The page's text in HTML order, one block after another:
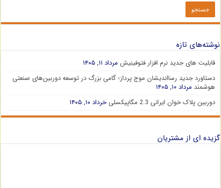
نوشته‌های تازه
قابلیت های جدید نرم افزار فتوفینیش مرداد ۱۱, ۱۴۰۵
دستاورد جدید رسااندیشان موج پرداز؛ گامی بزرگ در توسعه دوربین‌های صنعتی
هوشمند مرداد ۱۰, ۱۴۰۵
دوربین پلاک خوان ایرانی 2.3 مگاپیکسلی
خرداد ۱۰, ۱۴۰۵
گزیده ای از مشتریان